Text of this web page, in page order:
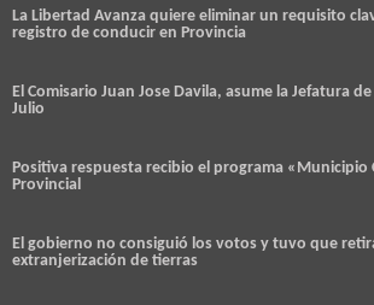
La Libertad Avanza quiere eliminar un requisito
registro de conducir en Provincia
El Comisario Juan Jose Davila, asume la Jefatura
Julio
Positiva respuesta recibio el programa «Municipio
Provincial
El gobierno no consiguió los votos y tuvo que
extranjerización de tierras